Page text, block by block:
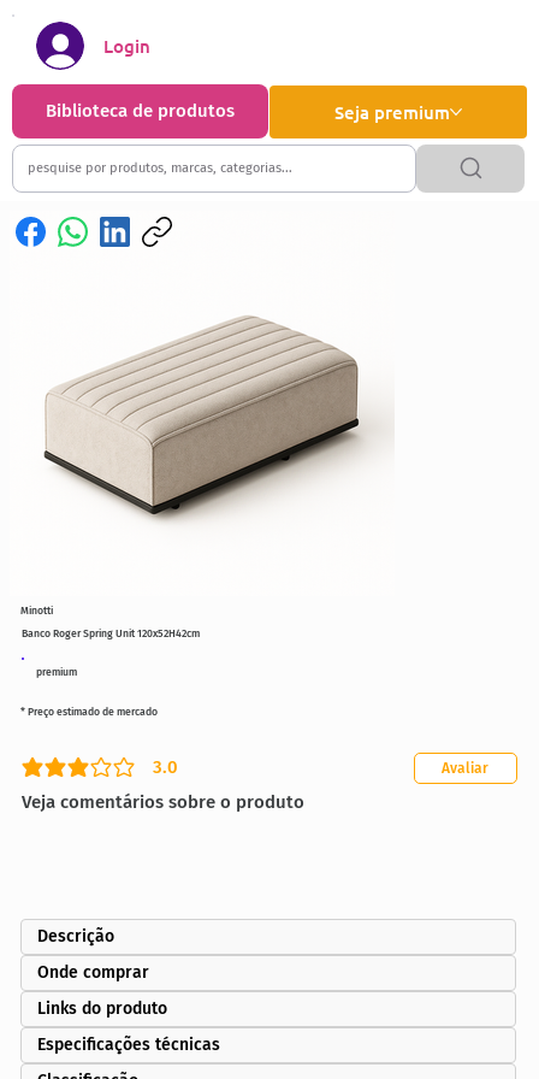
Seja premium
Biblioteca de produtos
Login
premium
Banco Roger Spring Unit 120x52H42cm
3.0
classificação média é 3 de 5
Veja comentários sobre o produto
Avaliar
* Preço estimado de mercado
Minotti
Descrição
Onde comprar
Links do produto
Especificações técnicas